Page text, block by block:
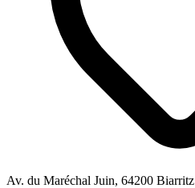
Av. du Maréchal Juin, 64200 Biarritz